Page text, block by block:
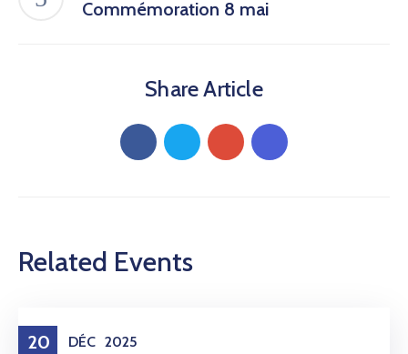
Commémoration 8 mai
Share Article
Related Events
20 DÉC 2025